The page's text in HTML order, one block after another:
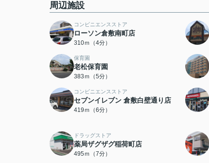
周辺施設
コンビニエンスストア
ローソン倉敷南町店
310ｍ（4分）
保育園
老松保育園
383ｍ（5分）
コンビニエンスストア
セブンイレブン 倉敷白壁通り店
419ｍ（6分）
ドラッグストア
薬局ザグザグ稲荷町店
495ｍ（7分）